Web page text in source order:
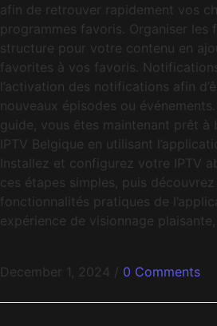
afin de retrouver rapidement vos
programmes favoris. Organiser les
structure pour votre contenu en
favorites à vos favoris.
l’activation des notifications afin
nouveaux épisodes ou
guide, vous êtes maintenant prêt à
IPTV Belgique en utilisant
Installez et configurez votre IPTV
ces étapes simples, puis
fonctionnalités pratiques de
expérience de visionnage
December 1, 2024 / 0 Comments